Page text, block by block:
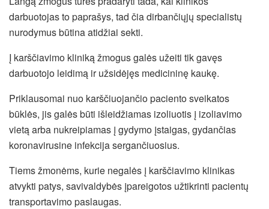
darbuotojas to paprašys, tad čia dirbančiųjų specialistų
nurodymus būtina atidžiai sekti.
Į karščiavimo kliniką žmogus galės užeiti tik gavęs
darbuotojo leidimą ir užsidėjęs medicininę kaukę.
Priklausomai nuo karščiuojančio paciento sveikatos
būklės, jis galės būti išleidžiamas izoliuotis į izoliavimo
vietą arba nukreipiamas į gydymo įstaigas, gydančias
koronavirusine infekcija sergančiuosius.
Tiems žmonėms, kurie negalės į karščiavimo klinikas
atvykti patys, savivaldybės įpareigotos užtikrinti pacientų
transportavimo paslaugas.